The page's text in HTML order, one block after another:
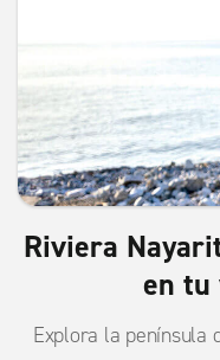
Riviera
en tu
Explora la península